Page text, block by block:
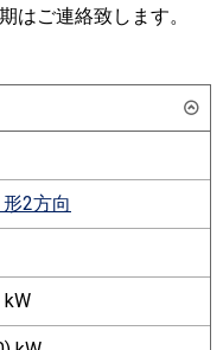
はご連絡致します。
2方向
kW